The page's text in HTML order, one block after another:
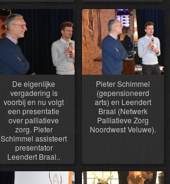
De eigenlijke
vergadering is
voorbij en nu volgt
een presentatie
over palliatieve
zorg. Pieter
Schimmel assisteert
presentator
Leendert Braal..
Pieter Schimmel
(gepensioneerd
arts) en Leendert
Braal (Netwerk
Palliatieve Zorg
Noordwest Veluwe).